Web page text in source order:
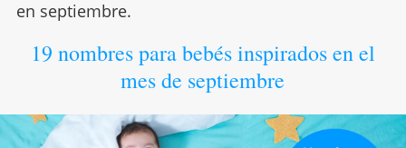
en septiembre.
19 nombres para bebés inspirados en el
mes de septiembre